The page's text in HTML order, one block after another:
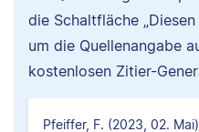
die Schaltfläche
um die Quellenangabe
kostenlosen Zitier-
Pfeiffer, F. (2023, 02.